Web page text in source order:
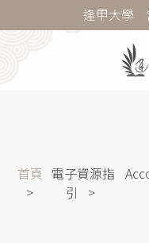
至
Corner
Menu
逢甲大學
導
首頁 電子資源指
引